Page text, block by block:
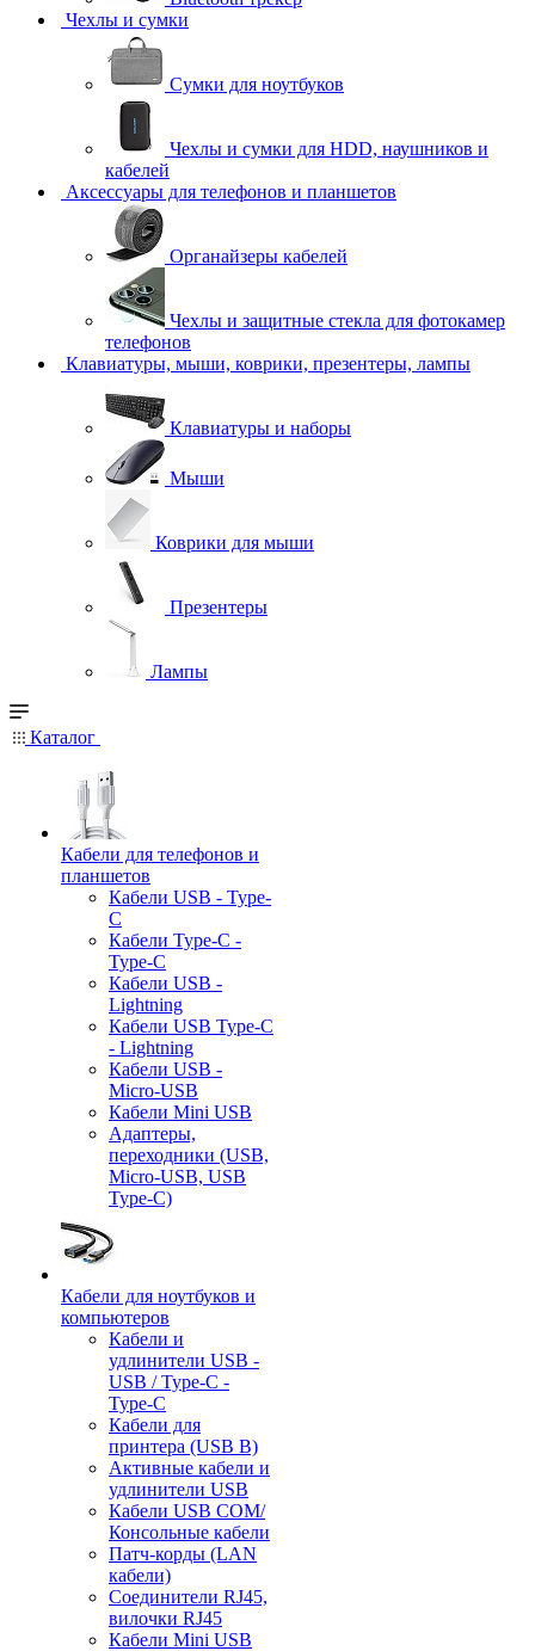
Чехлы и сумки
Сумки для ноутбуков
Чехлы и сумки для HDD, наушников и
кабелей
Аксессуары для телефонов и планшетов
Органайзеры кабелей
Чехлы и защитные стекла для фотокамер
телефонов
Клавиатуры, мыши, коврики, презентеры, лампы
Клавиатуры и наборы
Мыши
Коврики для мыши
Презентеры
Лампы
Каталог
Кабели для телефонов и
планшетов
Кабели USB - Type-
C
Кабели Type-C -
Type-C
Кабели USB -
Lightning
Кабели USB Type-C
- Lightning
Кабели USB -
Micro-USB
Кабели Mini USB
Адаптеры,
переходники (USB,
Micro-USB, USB
Type-C)
Кабели для ноутбуков и
компьютеров
Кабели и
удлинители USB -
USB / Type-C -
Type-C
Кабели для
принтера (USB B)
Активные кабели и
удлинители USB
Кабели USB COM/
Консольные кабели
Патч-корды (LAN
кабели)
Соединители RJ45,
вилочки RJ45
Кабели Mini USB